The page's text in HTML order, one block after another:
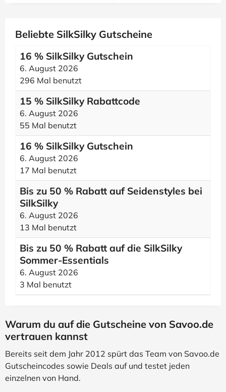
Beliebte SilkSilky Gutscheine
16 % SilkSilky Gutschein
6. August 2026
296 Mal benutzt
15 % SilkSilky Rabattcode
6. August 2026
55 Mal benutzt
16 % SilkSilky Gutschein
6. August 2026
17 Mal benutzt
Bis zu 50 % Rabatt auf Seidenstyles bei
SilkSilky
6. August 2026
13 Mal benutzt
Bis zu 50 % Rabatt auf die SilkSilky
Sommer-Essentials
6. August 2026
3 Mal benutzt
Warum du auf die Gutscheine von Savoo.de
vertrauen kannst
Bereits seit dem Jahr 2012 spürt das Team von Savoo.de
Gutscheincodes sowie Deals auf und testet jeden
einzelnen von Hand.